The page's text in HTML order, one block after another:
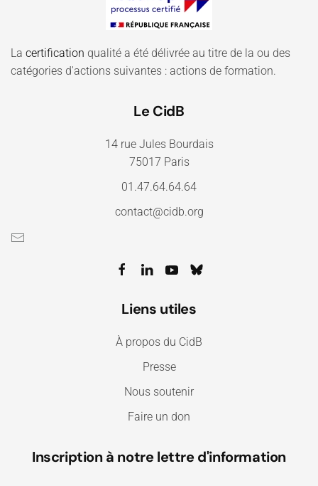
La certification qualité a été délivrée au titre de la ou des
catégories d'actions suivantes : actions de formation.
Le CidB
14 rue Jules Bourdais
75017 Paris
01.47.64.64.64
contact@cidb.org
Liens utiles
À propos du CidB
Presse
Nous soutenir
Faire un don
Inscription à notre lettre d'information